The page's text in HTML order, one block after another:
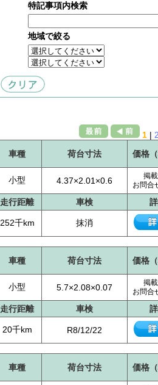
特記事項内検索
地域で絞る
1 | 2
車種 荷台寸法 価格（
小型 4.37×2.01×0.6
掲
お問合
走行距離 車検
252千km 抹消
車種 荷台寸法 価格（
小型 5.7×2.08×0.07
掲
お問合
走行距離 車検
20千km R8/12/22
車種 荷台寸法 価格（